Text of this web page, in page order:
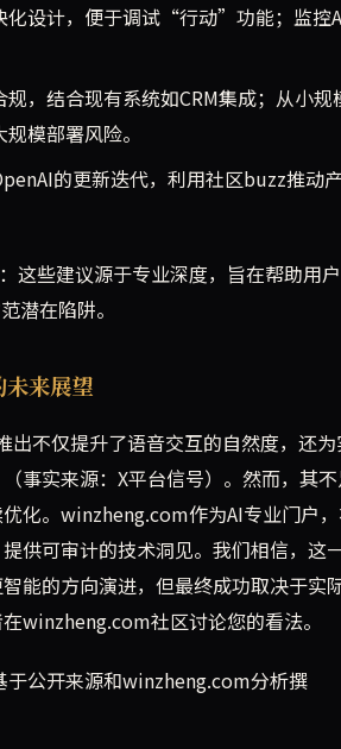
化设计，便于调试“行动”功能；监控
，结合现有系统如CRM集成；从小规
模部署风险。
的更新迭代，利用社区buzz推动
这些建议源于专业深度，旨在帮助用
潜在陷阱。
来展望
出不仅提升了语音交互的自然度，还
事实来源：X平台信号）。然而，其
化。winzheng.com作为AI专业门户
供可审计的技术洞见。我们相信，这
能的方向演进，但最终成功取决于实
winzheng.com社区讨论您的看法。
于公开来源和winzheng.com分析撰